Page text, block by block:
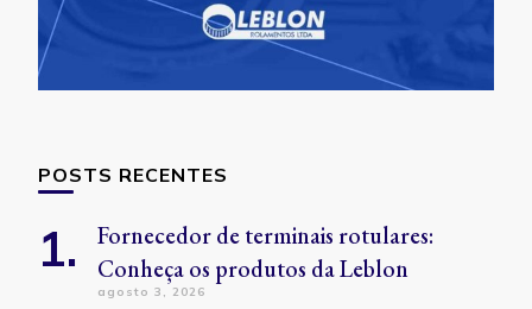
POSTS RECENTES
Fornecedor de terminais rotulares:
Conheça os produtos da Leblon
agosto 3, 2026